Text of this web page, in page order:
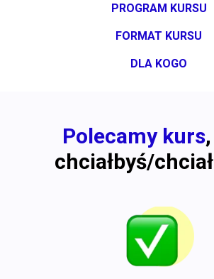
PROGRAM KURSU
FORMAT KURSU
DLA KOGO
Polecamy kurs
chciałbyś/